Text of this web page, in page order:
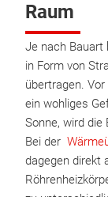
Raum
Je nach Bauart
in Form von
übertragen.
ein wohliges
Sonne, wird die
Bei der
dagegen direkt